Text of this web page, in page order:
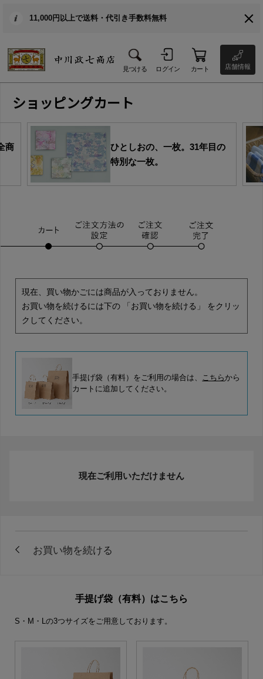
11,000円以上で送料・代引き手数料無料
見つける ログイン カート 店舗情報
ショッピングカート
商
ひとしおの、一枚。31年目の
特別な一枚。
現在、買い物かごには商品が入っておりません。
お買い物を続けるには下の 「お買い物を続ける」 をクリッ
クしてください。
手提げ袋（有料）をご利用の場合は、 こちらから
カートに追加してください。
現在ご利用いただけません
手提げ袋（有料）はこちら
S・M・Lの3つサイズをご用意しております。